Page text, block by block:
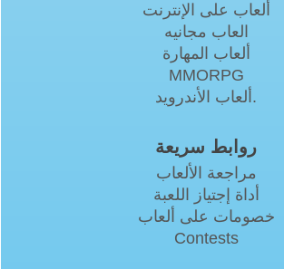
ألعاب على الإنترنت
العاب مجانيه
ألعاب المهارة
MMORPG
ألعاب الأندرويد.
روابط سريعة
مراجعة الألعاب
أداة إجتياز اللعبة
خصومات على ألعاب
Contests